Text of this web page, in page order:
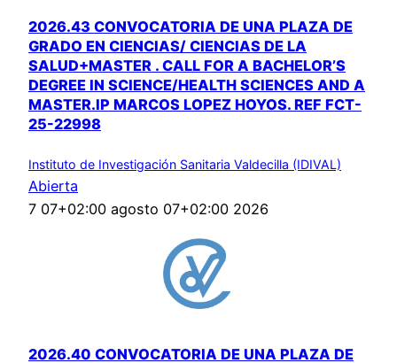
2026.43 CONVOCATORIA DE UNA PLAZA DE
GRADO EN CIENCIAS/ CIENCIAS DE LA
SALUD+MASTER . CALL FOR A BACHELOR’S
DEGREE IN SCIENCE/HEALTH SCIENCES AND A
MASTER.IP MARCOS LOPEZ HOYOS. REF FCT-
25-22998
Instituto de Investigación Sanitaria Valdecilla (IDIVAL)
Abierta
7 07+02:00 agosto 07+02:00 2026
2026.40 CONVOCATORIA DE UNA PLAZA DE